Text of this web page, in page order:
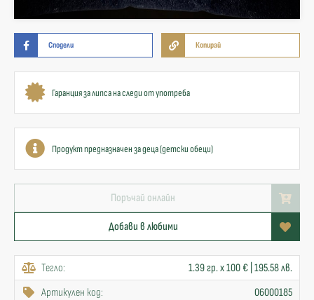
Сподели Копирай
Гаранция за липса на следи от употреба
Продукт предназначен за деца (детски обеци)
Поръчай онлайн
Добави в любими
Тегло:
1.39 гр. x 100 € | 195.58 лв.
Артикулен код:
06000185